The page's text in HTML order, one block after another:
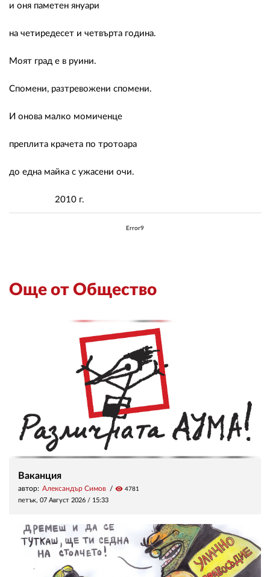
и оня паметен януари
на четиредесет и четвърта година.
Моят град е в руини.
Спомени, разтревожени спомени.
И онова малко момиченце
преплита крачета по тротоара
до една майка с ужасени очи.
2010 г.
Error9
Още от Общество
Ваканция
автор: Александър Симов visibility 4781
петък, 07 Август 2026 / 15:33